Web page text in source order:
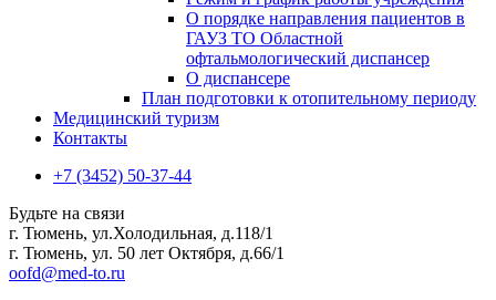
О порядке направления пациентов в
ГАУЗ ТО Областной
офтальмологический диспансер
О диспансере
План подготовки к отопительному периоду
Медицинский туризм
Контакты
+7 (3452) 50-37-44
Будьте на связи
г. Тюмень, ул.Холодильная, д.118/1
г. Тюмень, ул. 50 лет Октября, д.66/1
oofd@med-to.ru